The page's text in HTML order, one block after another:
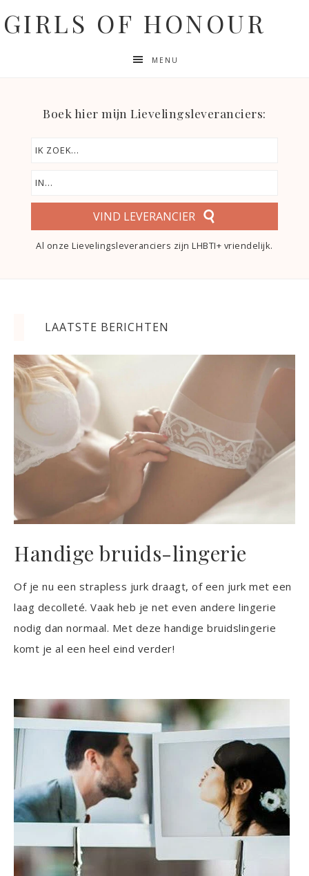
GIRLS OF HONOUR
MENU
Boek hier mijn Lievelingsleveranciers:
VIND LEVERANCIER
Al onze Lievelingsleveranciers zijn LHBTI+ vriendelijk.
LAATSTE BERICHTEN
Handige bruids-lingerie
Of je nu een strapless jurk draagt, of een jurk met een
laag decolleté. Vaak heb je net even andere lingerie
nodig dan normaal. Met deze handige bruidslingerie
komt je al een heel eind verder!